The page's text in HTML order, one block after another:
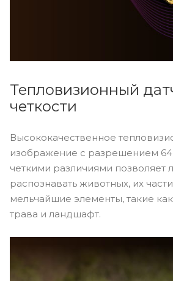
Тепловизионный
четкости
Высококачественное
изображение с разрешением
четкими различиями позволяет
распознавать животных, их
мельчайшие элементы, такие как
трава и ландшафт.